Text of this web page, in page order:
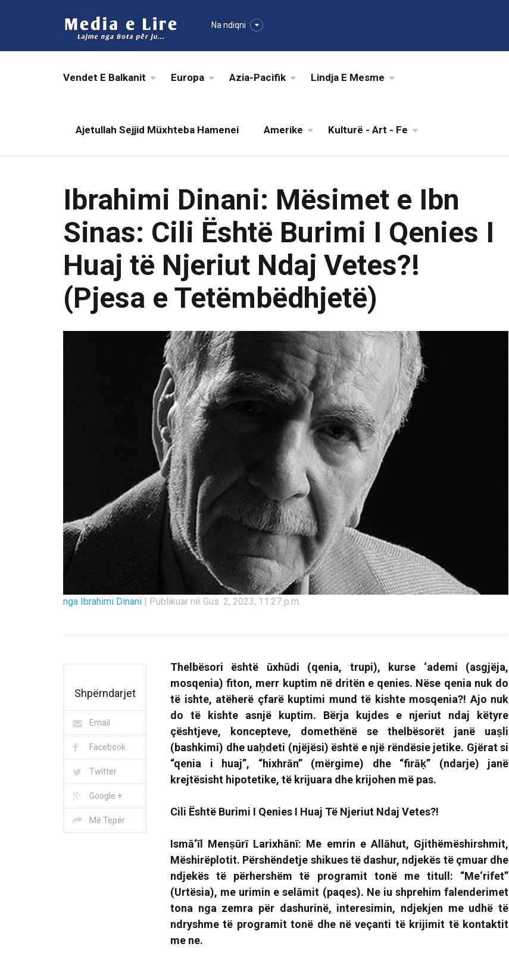
Na ndiqni
Vendet E Balkanit Europa Azia-Pacifik Lindja E Mesme
Ajetullah Sejjid Müxhteba Hamenei Amerike Kulturë - Art - Fe
Ibrahimi Dinani: Mësimet e Ibn
Sinas: Cili Është Burimi I Qenies I
Huaj të Njeriut Ndaj Vetes?!
(Pjesa e Tetëmbëdhjetë)
nga Ibrahimi Dinani Publikuar në Gus. 2, 2023, 11:27 p.m.
Shpërndarjet
Email
Facebook
Twitter
Google +
Më Tepër
Thelbësori është ūxhūdi (qenia, trupi), kurse ‘ademi (asgjëja,
mosqenia) fiton, merr kuptim në dritën e qenies. Nëse qenia nuk do
të ishte, atëherë çfarë kuptimi mund të kishte mosqenia?! Ajo nuk
do të kishte asnjë kuptim. Bërja kujdes e njeriut ndaj këtyre
çështjeve, koncepteve, domethënë se thelbësorët janë uaṣli
(bashkimi) dhe uaḥdeti (njëjësi) është e një rëndësie jetike. Gjërat si
“qenia i huaj”, “hixhrān” (mërgime) dhe “firāḳ” (ndarje) janë
krejtësisht hipotetike, të krijuara dhe krijohen më pas.
Cili Është Burimi I Qenies I Huaj Të Njeriut Ndaj Vetes?!
Ismā‘īl Menṣūrī Larixhānī: Me emrin e Allāhut, Gjithëmëshirshmit,
Mëshirëplotit. Përshëndetje shikues të dashur, ndjekës të çmuar dhe
ndjekës të përhershëm të programit tonë me titull: “Me‘rifet”
(Urtësia), me urimin e selāmit (paqes). Ne iu shprehim falenderimet
tona nga zemra për dashurinë, interesimin, ndjekjen me udhë të
ndryshme të programit tonë dhe në veçanti të krijimit të kontaktit
me ne.